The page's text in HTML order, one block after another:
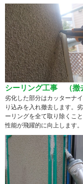
シーリング工事 （撤
劣化した部分はカッターナ
り込みを入れ撤去します。
ーリングを全て取り除くこ
性能が飛躍的に向上します。